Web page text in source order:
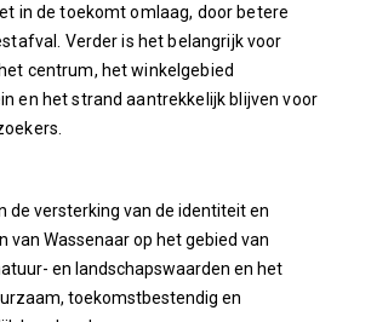
in de toekomt omlaag, door betere
Verder is het belangrijk voor
centrum, het winkelgebied
en het strand aantrekkelijk blijven voor
de versterking van de identiteit en
van Wassenaar op het gebied van
en landschapswaarden en het
toekomstbestendig en